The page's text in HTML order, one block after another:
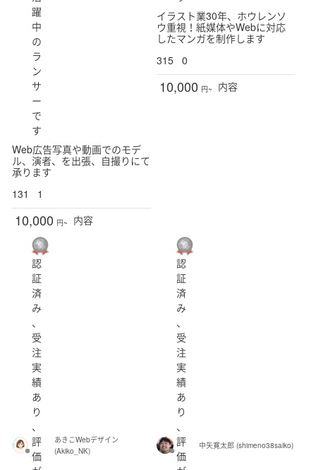
躍
中
の
ラ
ン
サ
ー
で
す
Web広告写真や動画でのモデ
ル、演者、を出張、自撮りにて
承ります
131
1
10,000 円~ 内容
イラスト業30年、ホウレンソ
ウ重視！紙媒体やWebに対応
したマンガを制作します
315
0
10,000 円~ 内容
認
証
済
み
、
受
注
実
績
あ
り
、
評
価
あきこWebデザイン
(Akiko_NK)
認
証
済
み
、
受
注
実
績
あ
り
、
評
価
中矢寛太郎 (shimeno38saiko)